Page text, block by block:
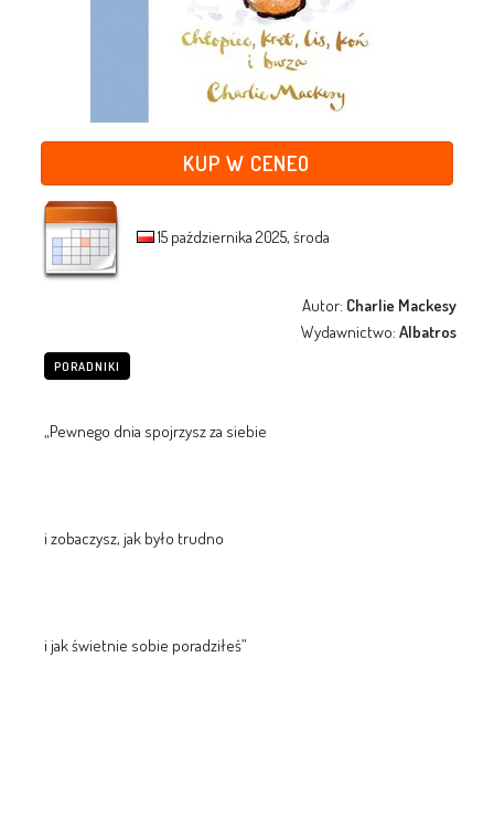
KUP W CENEO
15 października 2025, środa
Autor: Charlie Mackesy
Wydawnictwo:Albatros
PORADNIKI
„Pewnego dnia spojrzysz za siebie
i zobaczysz, jak było trudno
i jak świetnie sobie poradziłeś”